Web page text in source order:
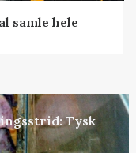
samle hele
Tysk